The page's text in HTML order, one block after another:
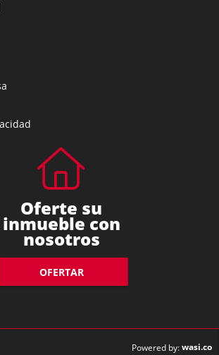
Oferte su
inmueble con
nosotros
OFERTAR
Powered by:wasi.co